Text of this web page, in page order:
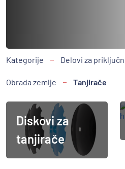
Kategorije Delovi za
Obrada zemlje Tanjirače
Diskovi za
tanjirače